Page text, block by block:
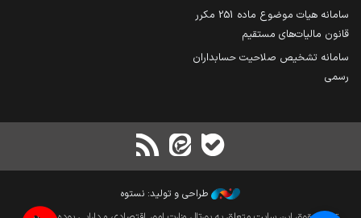
سامانه هیات موضوع ماده 251 مکرر
قانون مالیات‌های مستقیم
سامانه تشخیص صلاحیت حسابداران
رسمی
طراحی و تولید: نستوه